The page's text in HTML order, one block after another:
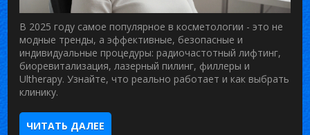
В 2025 году самое популярное в косметологии - это не
модные тренды, а эффективные, безопасные и
индивидуальные процедуры: радиочастотный лифтинг,
биоревитализация, лазерный пилинг, филлеры и
Ultherapy. Узнайте, что реально работает и как выбрать
клинику.
ЧИТАТЬ ДАЛЕЕ